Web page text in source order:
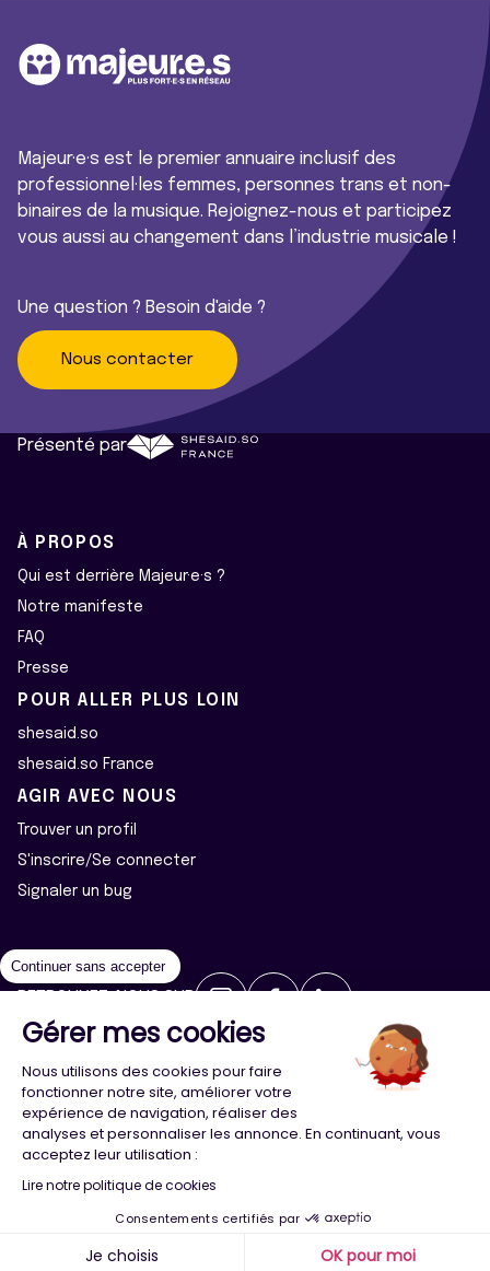
x
Majeur·e·s est le premier annuaire inclusif des
professionnel·les femmes, personnes trans et non-
binaires de la musique. Rejoignez-nous et participez
vous aussi au changement dans l’industrie musicale !
Une question ? Besoin d'aide ?
Nous contacter
Présenté par
À PROPOS
Qui est derrière Majeur·e·s ?
Notre manifeste
FAQ
Presse
POUR ALLER PLUS LOIN
shesaid.so
shesaid.so France
AGIR AVEC NOUS
Trouver un profil
S'inscrire/Se connecter
Signaler un bug
2026 ©Majeur·e·s - Tous droits réservés
Politique de confidentialité
Cookies
Conception Agence Adeliom
Continuer sans accepter
Gérer mes cookies
Nous utilisons des cookies pour faire
fonctionner notre site, améliorer votre
expérience de navigation, réaliser des
analyses et personnaliser les annonce. En continuant, vous
acceptez leur utilisation :
Lire notre politique de cookies
Consentements certifiés par
Je choisis OK pour moi